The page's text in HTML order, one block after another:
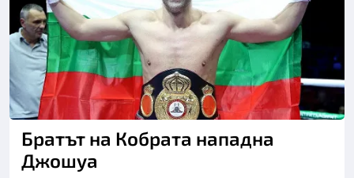
Братът на Кобрата нападна
Джошуа